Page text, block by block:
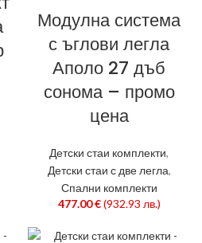
Модулна система
с ъглови легла
Аполо 27 дъб
сонома – промо
цена
Детски стаи комплекти,
Детски стаи с две легла,
Спални комплекти
477.00€ (932.93 лв.)